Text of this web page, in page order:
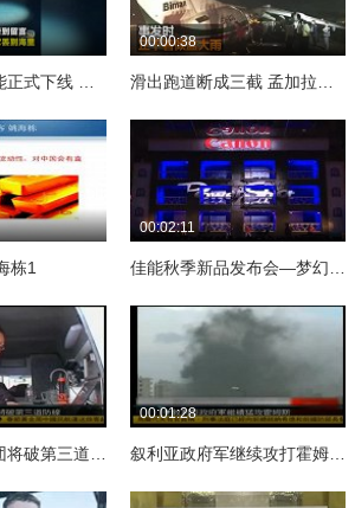
00:00:38
栋1
00:02:11
00:01:28
叙利亚政府军继续攻打霍姆斯-凤凰午间特快-20120210